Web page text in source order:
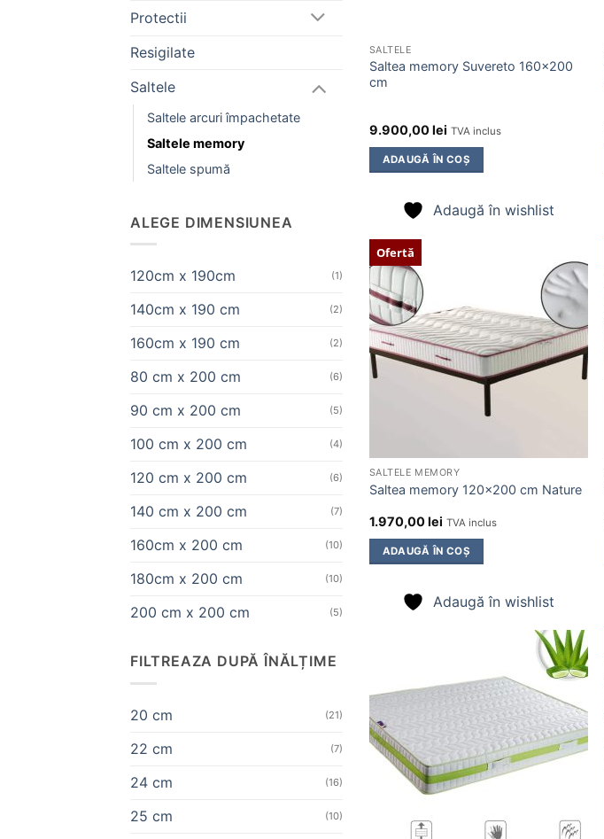
Protectii
Resigilate
Saltele
Saltele arcuri împachetate
Saltele memory
Saltele spumă
ALEGE DIMENSIUNEA
120cm x 190cm (1)
140cm x 190 cm (2)
160cm x 190 cm (2)
80 cm x 200 cm (6)
90 cm x 200 cm (5)
100 cm x 200 cm (4)
120 cm x 200 cm (6)
140 cm x 200 cm (7)
160cm x 200 cm (10)
180cm x 200 cm (10)
200 cm x 200 cm (5)
FILTREAZA DUPĂ ÎNĂLȚIME
20 cm (21)
22 cm (7)
24 cm (16)
25 cm (10)
SALTELE
Saltea memory Suvereto 160×200
cm
9.900,00lei TVA inclus
ADAUGĂ ÎN COȘ
Adaugă în wishlist
Ofertă
Adaugă
în
wishlist
SALTELE MEMORY
Saltea memory 120×200 cm Nature
1.970,00lei TVA inclus
ADAUGĂ ÎN COȘ
Adaugă în wishlist
Adaugă
wishlist